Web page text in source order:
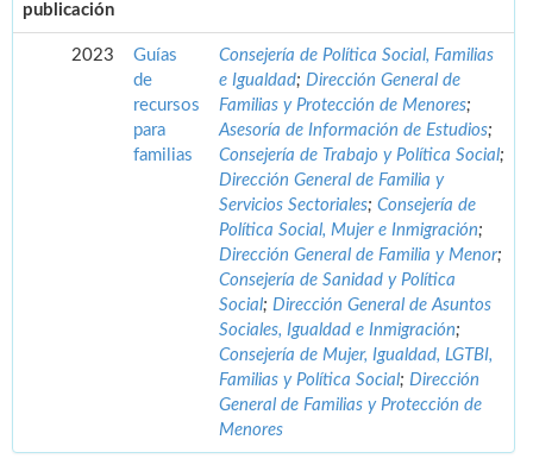
publicación
2023
Guías
de
recursos
para
familias
Consejería de Política Social, Familias
e Igualdad; Dirección General de
Familias y Protección de Menores;
Asesoría de Información de Estudios;
Consejería de Trabajo y Política Social;
Dirección General de Familia y
Servicios Sectoriales; Consejería de
Política Social, Mujer e Inmigración;
Dirección General de Familia y Menor;
Consejería de Sanidad y Política
Social; Dirección General de Asuntos
Sociales, Igualdad e Inmigración;
Consejería de Mujer, Igualdad, LGTBI,
Familias y Política Social; Dirección
General de Familias y Protección de
Menores